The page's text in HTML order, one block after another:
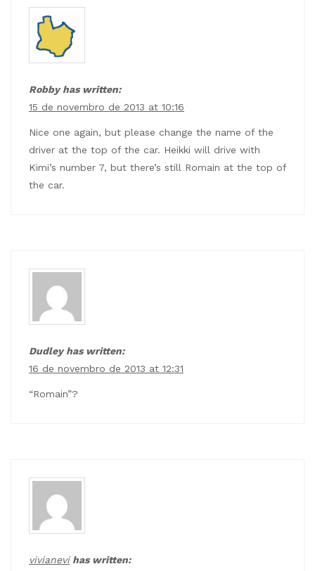
Robby has written:
15 de novembro de 2013 at 10:16
Nice one again, but please change the name of the
driver at the top of the car. Heikki will drive with
Kimi’s number 7, but there’s still Romain at the top of
the car.
Dudley has written:
16 de novembro de 2013 at 12:31
“Romain”?
vivianevihas written: